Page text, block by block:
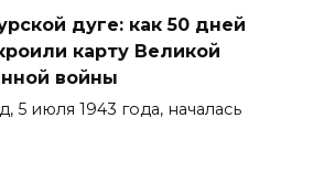
дуге: как 50 дней
карту Великой
войны
5 июля 1943 года, началась